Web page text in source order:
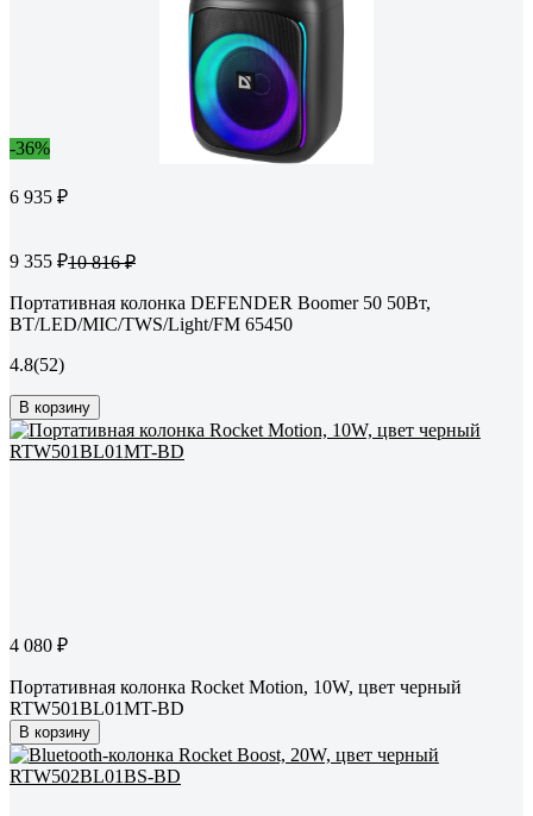
-36%
6 935 ₽
9 355 ₽10 816 ₽
Портативная колонка DEFENDER Boomer 50 50Вт,
BT/LED/MIC/TWS/Light/FM 65450
4.8(52)
В корзину
4 080 ₽
Портативная колонка Rocket Motion, 10W, цвет черный
RTW501BL01MT-BD
В корзину